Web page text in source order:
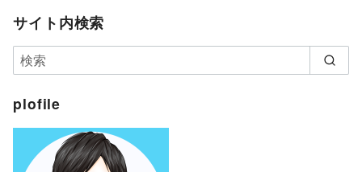
サイト内検索
plofile